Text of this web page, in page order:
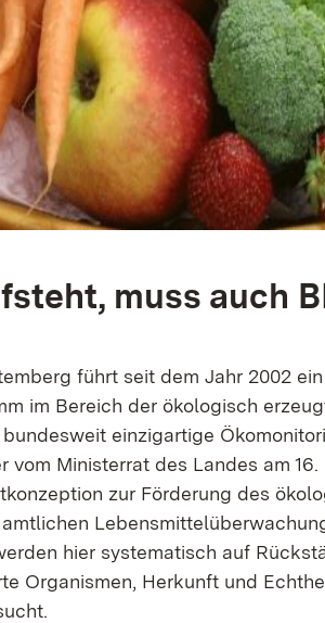
muss auch
führt seit dem Jahr 2002
im Bereich der ökologisch
einzigartige
vom Ministerrat des Landes am 16.
zur Förderung des
hier systematisch auf
Organismen, Herkunft und